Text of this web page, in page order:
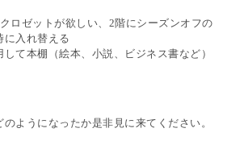
ロゼットが欲しい、 2階にシーズンオフの
に入れ替える
して本棚（絵本、小説、ビジネス書など）
のようになったか是非見に来てください。